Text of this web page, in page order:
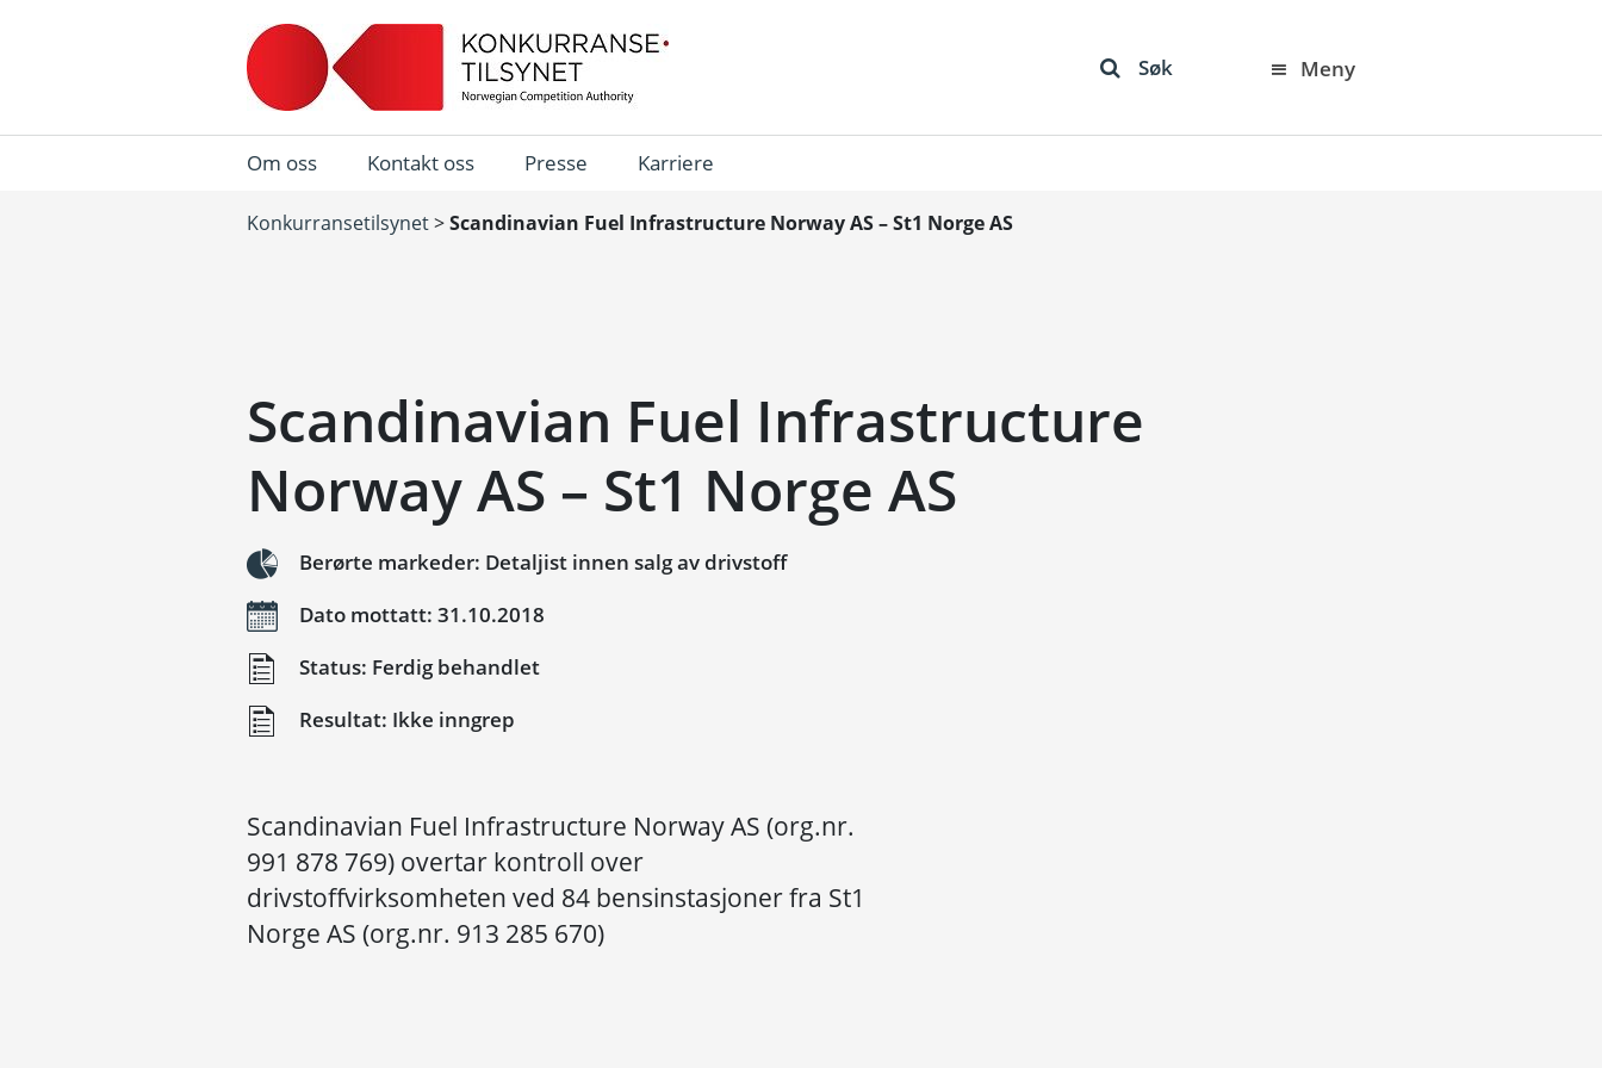
Søk Meny
Om oss Kontakt oss Presse Karriere
Konkurransetilsynet>Scandinavian Fuel Infrastructure Norway AS – St1 Norge AS
Scandinavian Fuel Infrastructure
Norway AS – St1 Norge AS
Berørte markeder: Detaljist innen salg av drivstoff
Dato mottatt: 31.10.2018
Status: Ferdig behandlet
Resultat: Ikke inngrep
Scandinavian Fuel Infrastructure Norway AS (org.nr.
991 878 769) overtar kontroll over
drivstoffvirksomheten ved 84 bensinstasjoner fra St1
Norge AS (org.nr. 913 285 670)